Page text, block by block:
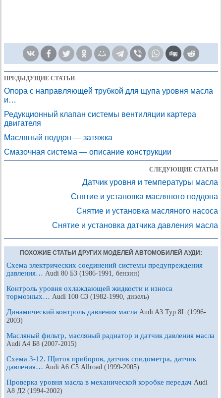
ПРЕДЫДУЩИЕ СТАТЬИ
Опора с направляющей трубкой для щупа уровня масла
и…
Редукционный клапан системы вентиляции картера
двигателя
Масляный поддон — затяжка
Смазочная система — описание конструкции
СЛЕДУЮЩИЕ СТАТЬИ
Датчик уровня и температуры масла
Снятие и установка масляного поддона
Снятие и установка масляного насоса
Снятие и установка датчика давления масла
ПОХОЖИЕ СТАТЬИ ДРУГИХ МОДЕЛЕЙ АВТОМОБИЛЕЙ АУДИ:
Схема электрических соединений системы предупреждения
давления… Audi 80 Б3 (1986-1991, бензин)
Контроль уровня охлаждающей жидкости и износа
тормозных… Audi 100 С3 (1982-1990, дизель)
Динамический контроль давления масла Audi A3 Typ 8L (1996-
2003)
Масляный фильтр, масляный радиатор и датчик давления масла
Audi A4 Б8 (2007-2015)
Схема 3-12. Щиток приборов, датчик спидометра, датчик
давления… Audi A6 С5 Allroad (1999-2005)
Проверка уровня масла в механической коробке передач Audi
A8 Д2 (1994-2002)